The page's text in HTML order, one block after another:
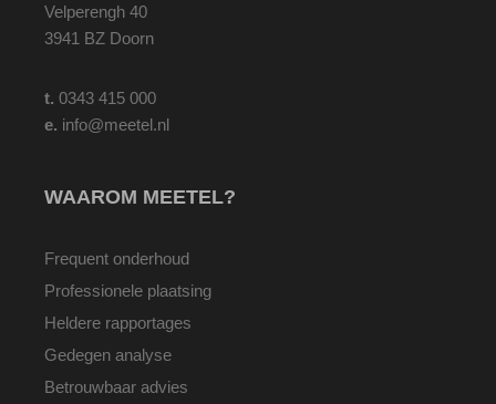
Velperengh 40
3941 BZ Doorn
t. 0343 415 000
e. info@meetel.nl
WAAROM MEETEL?
Frequent onderhoud
Professionele plaatsing
Heldere rapportages
Gedegen analyse
Betrouwbaar advies